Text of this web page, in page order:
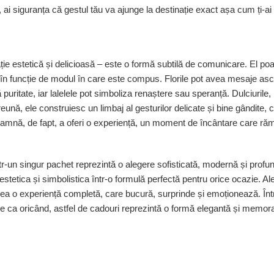
siguranța că gestul tău va ajunge la destinație exact așa cum ți-ai
estetică și delicioasă – este o formă subtilă de comunicare. El
funcție de modul în care este compus. Florile pot avea mesaje
iar lalelele pot simboliza renaștere sau speranță. Dulciurile,
ele construiesc un limbaj al gesturilor delicate și bine gândite,
de fapt, a oferi o experiență, un moment de încântare care
un singur pachet reprezintă o alegere sofisticată, modernă și
și simbolistica într-o formulă perfectă pentru orice ocazie.
o experiență completă, care bucură, surprinde și emoționează.
oricând, astfel de cadouri reprezintă o formă elegantă și